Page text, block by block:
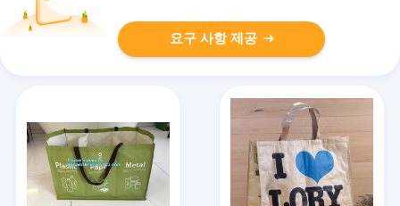
요구 사항 제공